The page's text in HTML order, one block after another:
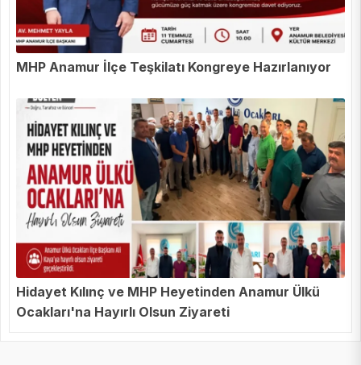
MHP Anamur İlçe Teşkilatı Kongreye Hazırlanıyor
Hidayet Kılınç ve MHP Heyetinden Anamur Ülkü
Ocakları'na Hayırlı Olsun Ziyareti